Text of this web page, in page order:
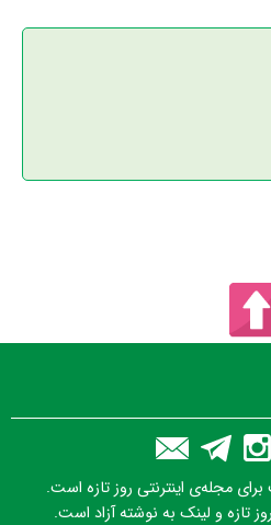
مجله‌ی اینترنتی روز تازه است.
تازه و لینک به نوشته آزاد است.